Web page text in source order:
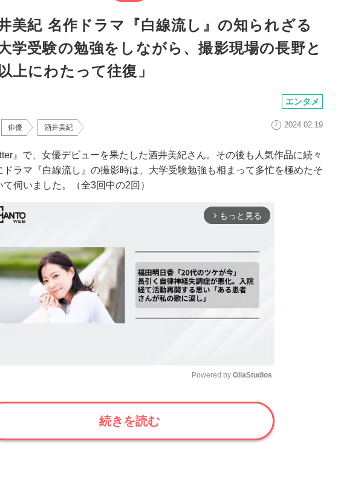
美紀 名作ドラマ『白線流し』の知られざる
学受験の勉強をしながら、撮影現場の長野と
上にわたって往復」
エンタメ
俳優 酒井美紀 2024.02.19
』で、女優デビューを果たした酒井美紀さん。その後も人気作品に続々
ドラマ『白線流し』の撮影時は、大学受験勉強も相まって多忙を極めたそ
て伺いました。（全3回中の2回）
arrow_forward_ios もっと見る
Powered by GliaStudios
続きを読む